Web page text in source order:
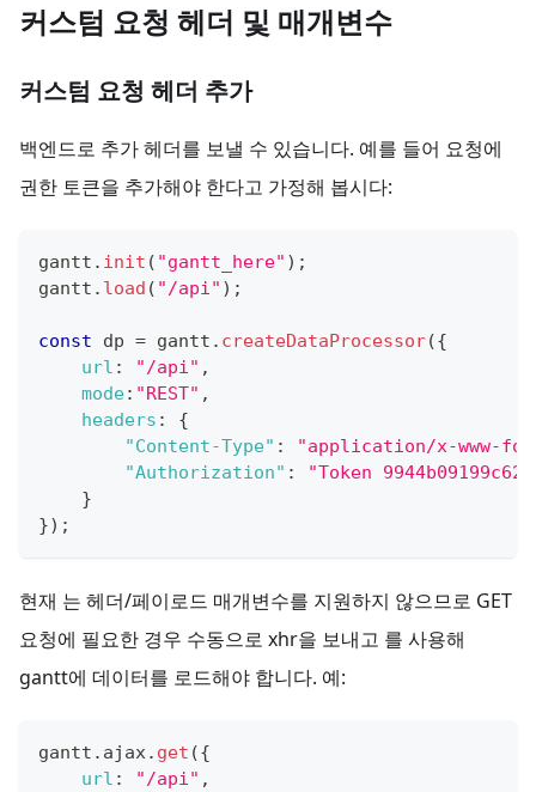
커스텀 요청 헤더 및 매개변수
커스텀 요청 헤더 추가
백엔드로 추가 헤더를 보낼 수 있습니다. 예를 들어 요청에
권한 토큰을 추가해야 한다고 가정해 봅시다:
gantt . init ( "gantt_here" ) ;
gantt . load ( "/api" ) ;
const dp = gantt . createDataProcessor({
url : "/api" ,
mode: "REST" ,
headers :
{
"Content-Type" :
"application/x-www-
"Authorization" :
"Token
}
}) ;
현재 는 헤더/페이로드 매개변수를 지원하지 않으므로 GET
요청에 필요한 경우 수동으로 xhr을 보내고 를 사용해
gantt에 데이터를 로드해야 합니다. 예:
gantt . ajax. get ({
url : "/api" ,